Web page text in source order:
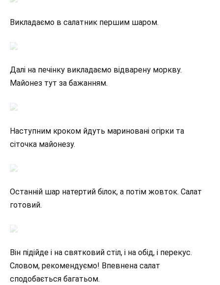
Викладаємо в салатник першим шаром.
Далі на печінку викладаємо відварену моркву.
Майонез тут за бажанням.
Наступним кроком йдуть мариновані огірки та
сіточка майонезу.
Останній шар натертий білок, а потім жовток. Салат
готовий.
Він підійде і на святковий стіл, і на обід, і перекус.
Словом, рекомендуємо! Впевнена салат
сподобається багатьом.